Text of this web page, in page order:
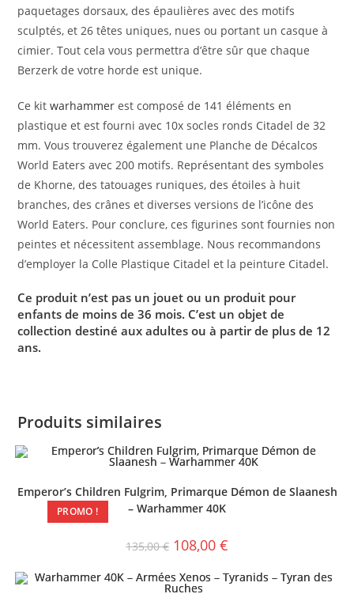
paquetages dorsaux, des épaulières avec des motifs
sculptés, et 26 têtes uniques, nues ou portant un casque à
cimier. Tout cela vous permettra d’être sûr que chaque
Berzerk de votre horde est unique.
Ce kitwarhammer est composé de 141 éléments en
plastique et est fourni avec 10x socles ronds Citadel de 32
mm. Vous trouverez également une Planche de Décalcos
World Eaters avec 200 motifs. Représentant des symboles
de Khorne, des tatouages runiques, des étoiles à huit
branches, des crânes et diverses versions de l’icône des
World Eaters. Pour conclure, ces figurines sont fournies non
peintes et nécessitent assemblage. Nous recommandons
d’employer la Colle Plastique Citadel et la peinture Citadel.
Ce produit n’est pas un jouet ou un produit pour
enfants de moins de 36 mois. C’est un objet de
collection destiné aux adultes ou à partir de plus de 12
ans.
Produits similaires
PROMO !
Emperor’s Children Fulgrim, Primarque Démon de Slaanesh
– Warhammer 40K
135,00€ 108,00 €